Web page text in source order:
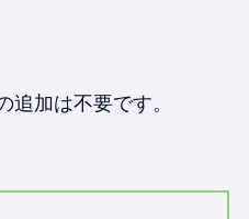
追加は不要です。